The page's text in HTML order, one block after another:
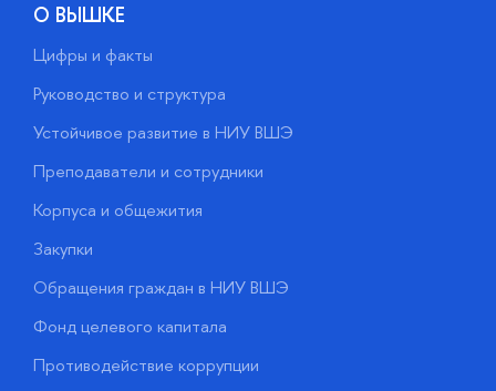
О ВЫШКЕ
Цифры и факты
Руководство и структура
Устойчивое развитие в НИУ ВШЭ
Преподаватели и сотрудники
Корпуса и общежития
Закупки
Обращения граждан в НИУ ВШЭ
Фонд целевого капитала
Противодействие коррупции